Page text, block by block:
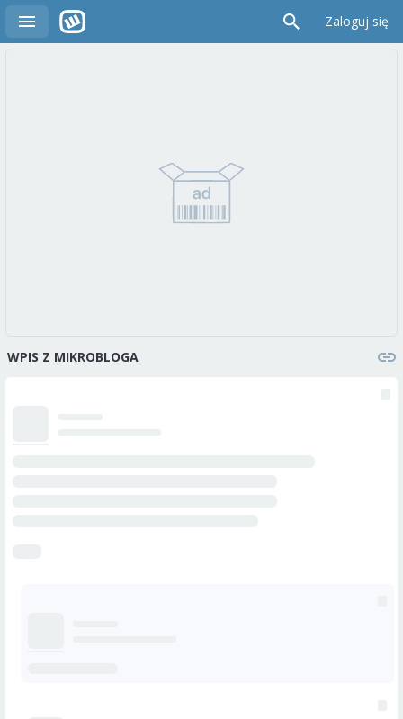
Zaloguj się
WPIS Z MIKROBLOGA